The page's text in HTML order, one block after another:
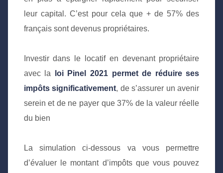
leur capital. C’est pour cela que + de 57% des
français sont devenus propriétaires.
Investir dans le locatif en devenant propriétaire
avec la
loi Pinel 2021 permet de réduire ses
impôts significativement, de s’assurer un avenir
serein et de ne payer que 37% de la valeur réelle
du bien
La simulation ci-dessous va vous permettre
d’évaluer le montant d’impôts que vous pouvez